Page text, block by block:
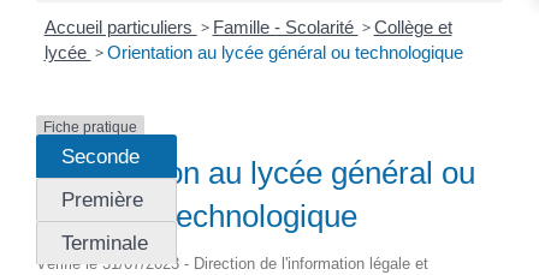
Accueil particuliers > Famille - Scolarité > Collège et
lycée > Orientation au lycée général ou technologique
Fiche pratique
Orientation au lycée général ou
technologique
Vérifié le 31/07/2023 - Direction de l'information légale et
Seconde
Première
Terminale